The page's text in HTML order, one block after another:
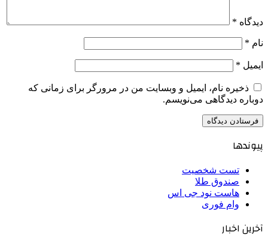
دیدگاه *
نام *
ایمیل *
ذخیره نام، ایمیل و وبسایت من در مرورگر برای زمانی که
دوباره دیدگاهی می‌نویسم.
پیوندها
تست شخصیت
صندوق طلا
هاست نود جی اس
وام فوری
آخرین اخبار